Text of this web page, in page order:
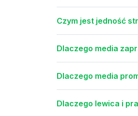
Czym jest jedność
Dlaczego media
Dlaczego media
Dlaczego lewica i